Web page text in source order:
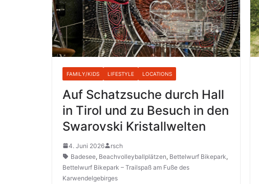
FAMILY/KIDS LIFESTYLE LOCATIONS
Auf Schatzsuche durch Hall
in Tirol und zu Besuch in den
Swarovski Kristallwelten
4. Juni 2026
rsch
Badesee, Beachvolleyballplätzen, Bettelwurf Bikepark,
Bettelwurf Bikepark – Trailspaß am Fuße des
Karwendelgebirges